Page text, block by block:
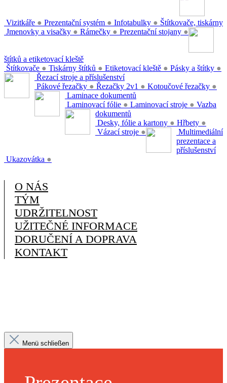
Vizitkáře ● Prezentační systém ● Infotabulky ●
Jmenovky a visačky ● Rámečky ● Prezentační stojany ●
Štítkovače, tiskárny
štítků a etiketovací kleště
Štítkovače ● Tiskárny štítků ● Etiketovací kleště ● Pásky a štítky ●
Řezací stroje a příslušenství
Pákové řezačky ● Řezačky 2v1 ● Kotoučové řezačky ●
Laminace dokumentů
Laminovací fólie ● Laminovací stroje ● Vazba
dokumentů
Desky, fólie a kartony ● Hřbety ●
Vázací stroje ●
Multimediální
prezentace a
příslušenství
Ukazovátka ●
O NÁS
TÝM
UDRŽITELNOST
UŽITEČNÉ INFORMACE
DORUČENÍ A DOPRAVA
KONTAKT
Menü schließen